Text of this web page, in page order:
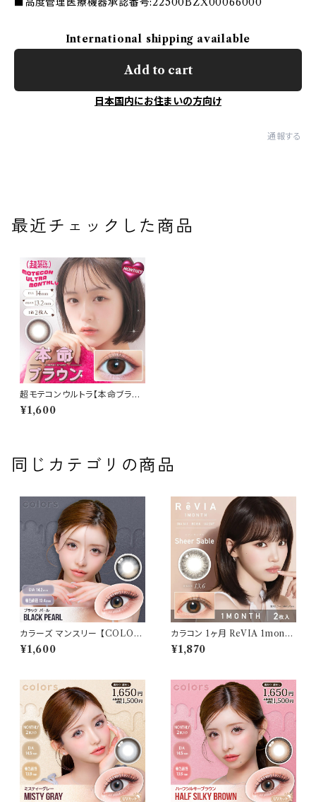
International shipping available
Add to cart
日本国内にお住まいの方向け
通報する
最近チェックした商品
超モテコンウルトラ【本命ブラウ
ン】 1箱2枚 度なし 度あり なえ
なの カラーコンタクト 1ヶ月 コ
¥1,600
同じカテゴリの商品
カラーズ マンスリー 【COLOR：
ブラックパール】 【1箱2枚入】【
一条響 イメージモデル 】 韓国
トレンズ
¥1,600
カラコン 1ヶ月 ReVIA 1month
【 COLOR：シアーセーブル】カ
ラコン 1ヶ月 １箱２枚 度あり 度
い
¥1,870